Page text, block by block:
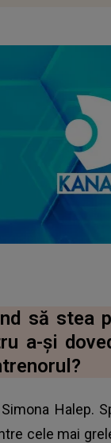
să stea
a-și
Halep.
cele mai